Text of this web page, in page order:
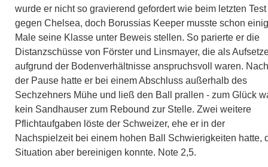
wurde er nicht so gravierend gefordert wie beim letzten Test
gegen Chelsea, doch Borussias Keeper musste schon
Male seine Klasse unter Beweis stellen. So parierte er die
Distanzschüsse von Förster und Linsmayer, die als
aufgrund der Bodenverhältnisse anspruchsvoll waren. Nach
der Pause hatte er bei einem Abschluss außerhalb des
Sechzehners Mühe und ließ den Ball prallen - zum Glück
kein Sandhauser zum Rebound zur Stelle. Zwei weitere
Pflichtaufgaben löste der Schweizer, ehe er in der
Nachspielzeit bei einem hohen Ball Schwierigkeiten hatte,
Situation aber bereinigen konnte. Note 2,5.